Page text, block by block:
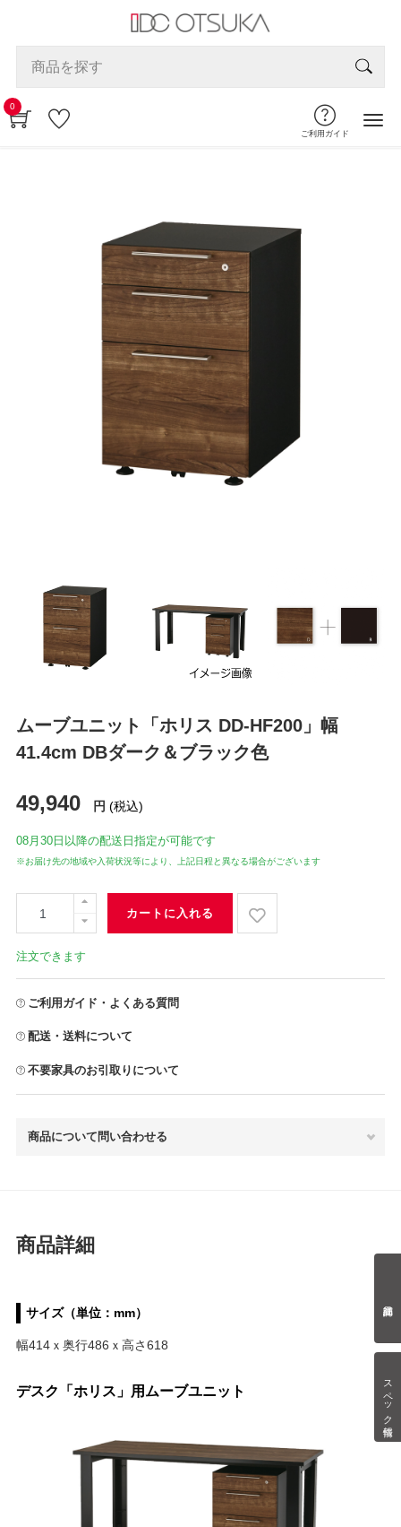
スペック情報
0
ご利用ガイド
ムーブユニット「ホリス DD-HF200」幅
41.4cm DBダーク＆ブラック色
49,940 円 (税込)
08月30日 以降の配送日指定が可能です
※お届け先の地域や入荷状況等により、上記日程と異なる場合がございます
カートに入れる
注文できます
ご利用ガイド・よくある質問
配送・送料について
不要家具のお引取りについて
商品について問い合わせる
商品詳細
サイズ（単位：mm）
幅414ｘ奥行486ｘ高さ618
デスク「ホリス」用ムーブユニット